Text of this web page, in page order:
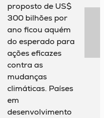
proposto de US$
300 bilhões por
ano ficou aquém
do esperado para
ações eficazes
contra as
mudanças
climáticas. Países
em
desenvolvimento